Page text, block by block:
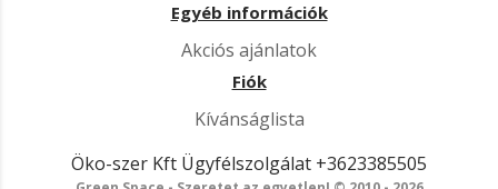
Egyéb információk
Akciós ajánlatok
Fiók
Kívánságlista
Öko-szer Kft Ügyfélszolgálat +3623385505